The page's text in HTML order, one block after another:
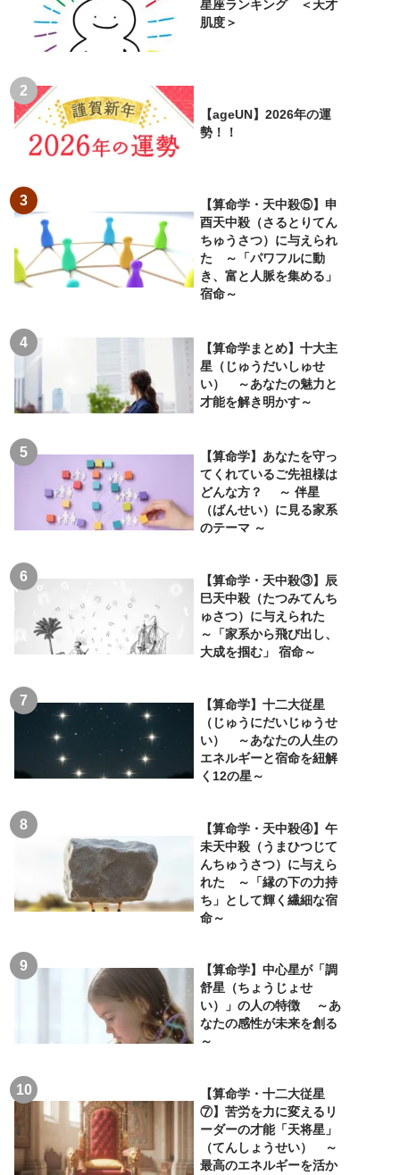
星座ランキング ＜天才
肌度＞
【ageUN】2026年の運
勢！！
【算命学・天中殺⑤】申
酉天中殺（さるとりてん
ちゅうさつ）に与えられ
た ～「パワフルに動
き、富と人脈を集める」
宿命～
【算命学まとめ】十大主
星（じゅうだいしゅせ
い） ～あなたの魅力と
才能を解き明かす～
【算命学】あなたを守っ
てくれているご先祖様は
どんな方？ ～ 伴星
（ばんせい）に見る家系
のテーマ ～
【算命学・天中殺③】辰
巳天中殺（たつみてんち
ゅさつ）に与えられた
～「家系から飛び出し、
大成を掴む」 宿命～
【算命学】十二大従星
（じゅうにだいじゅうせ
い） ～あなたの人生の
エネルギーと宿命を紐解
く12の星～
【算命学・天中殺④】午
未天中殺（うまひつじて
んちゅうさつ）に与えら
れた ～「縁の下の力持
ち」として輝く繊細な宿
命～
【算命学】中心星が「調
舒星（ちょうじょせ
い）」の人の特徴 ～あ
なたの感性が未来を創る
～
【算命学・十二大従星
⑦】苦労を力に変えるリ
ーダーの才能「天将星」
（てんしょうせい） ～
最高のエネルギーを活か